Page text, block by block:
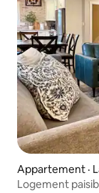
Appartement ·
Logement